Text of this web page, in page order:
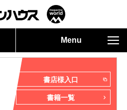
Menu
書店様入口
書籍一覧